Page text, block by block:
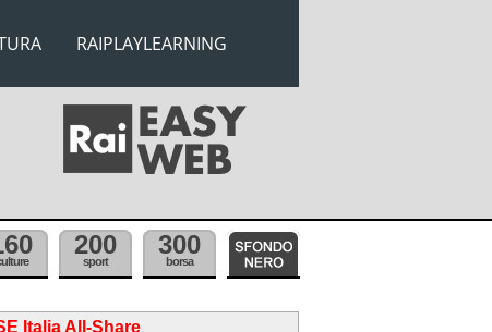
RAIPLAYLEARNING
200
sport
300
borsa
Italia All-Share